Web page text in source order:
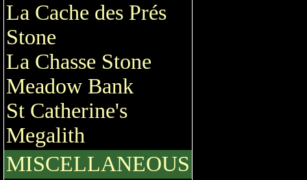
La Cache des Prés
Stone
La Chasse Stone
Meadow Bank
St Catherine's
Megalith
MISCELLANEOUS